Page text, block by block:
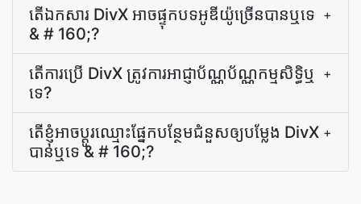
តើ​ឯកសារ DivX អាច​ផ្ទុក​បទ​អូឌីយ៉ូ​ច្រើន​បាន​ឬ​ទេ
& # 160;?
+
តើ​ការ​ប្រើ DivX ត្រូវការ​អាជ្ញាប័ណ្ណ​ប័ណ្ណ​កម្មសិទ្ធិ​ឬ​
ទេ?
+
តើ​ខ្ញុំ​អាច​ប្ដូរ​ឈ្មោះ​ផ្នែក​បន្ថែម​ជំនួស​ឲ្យ​បម្លែង DivX
បាន​ឬ​ទេ & # 160;?
+